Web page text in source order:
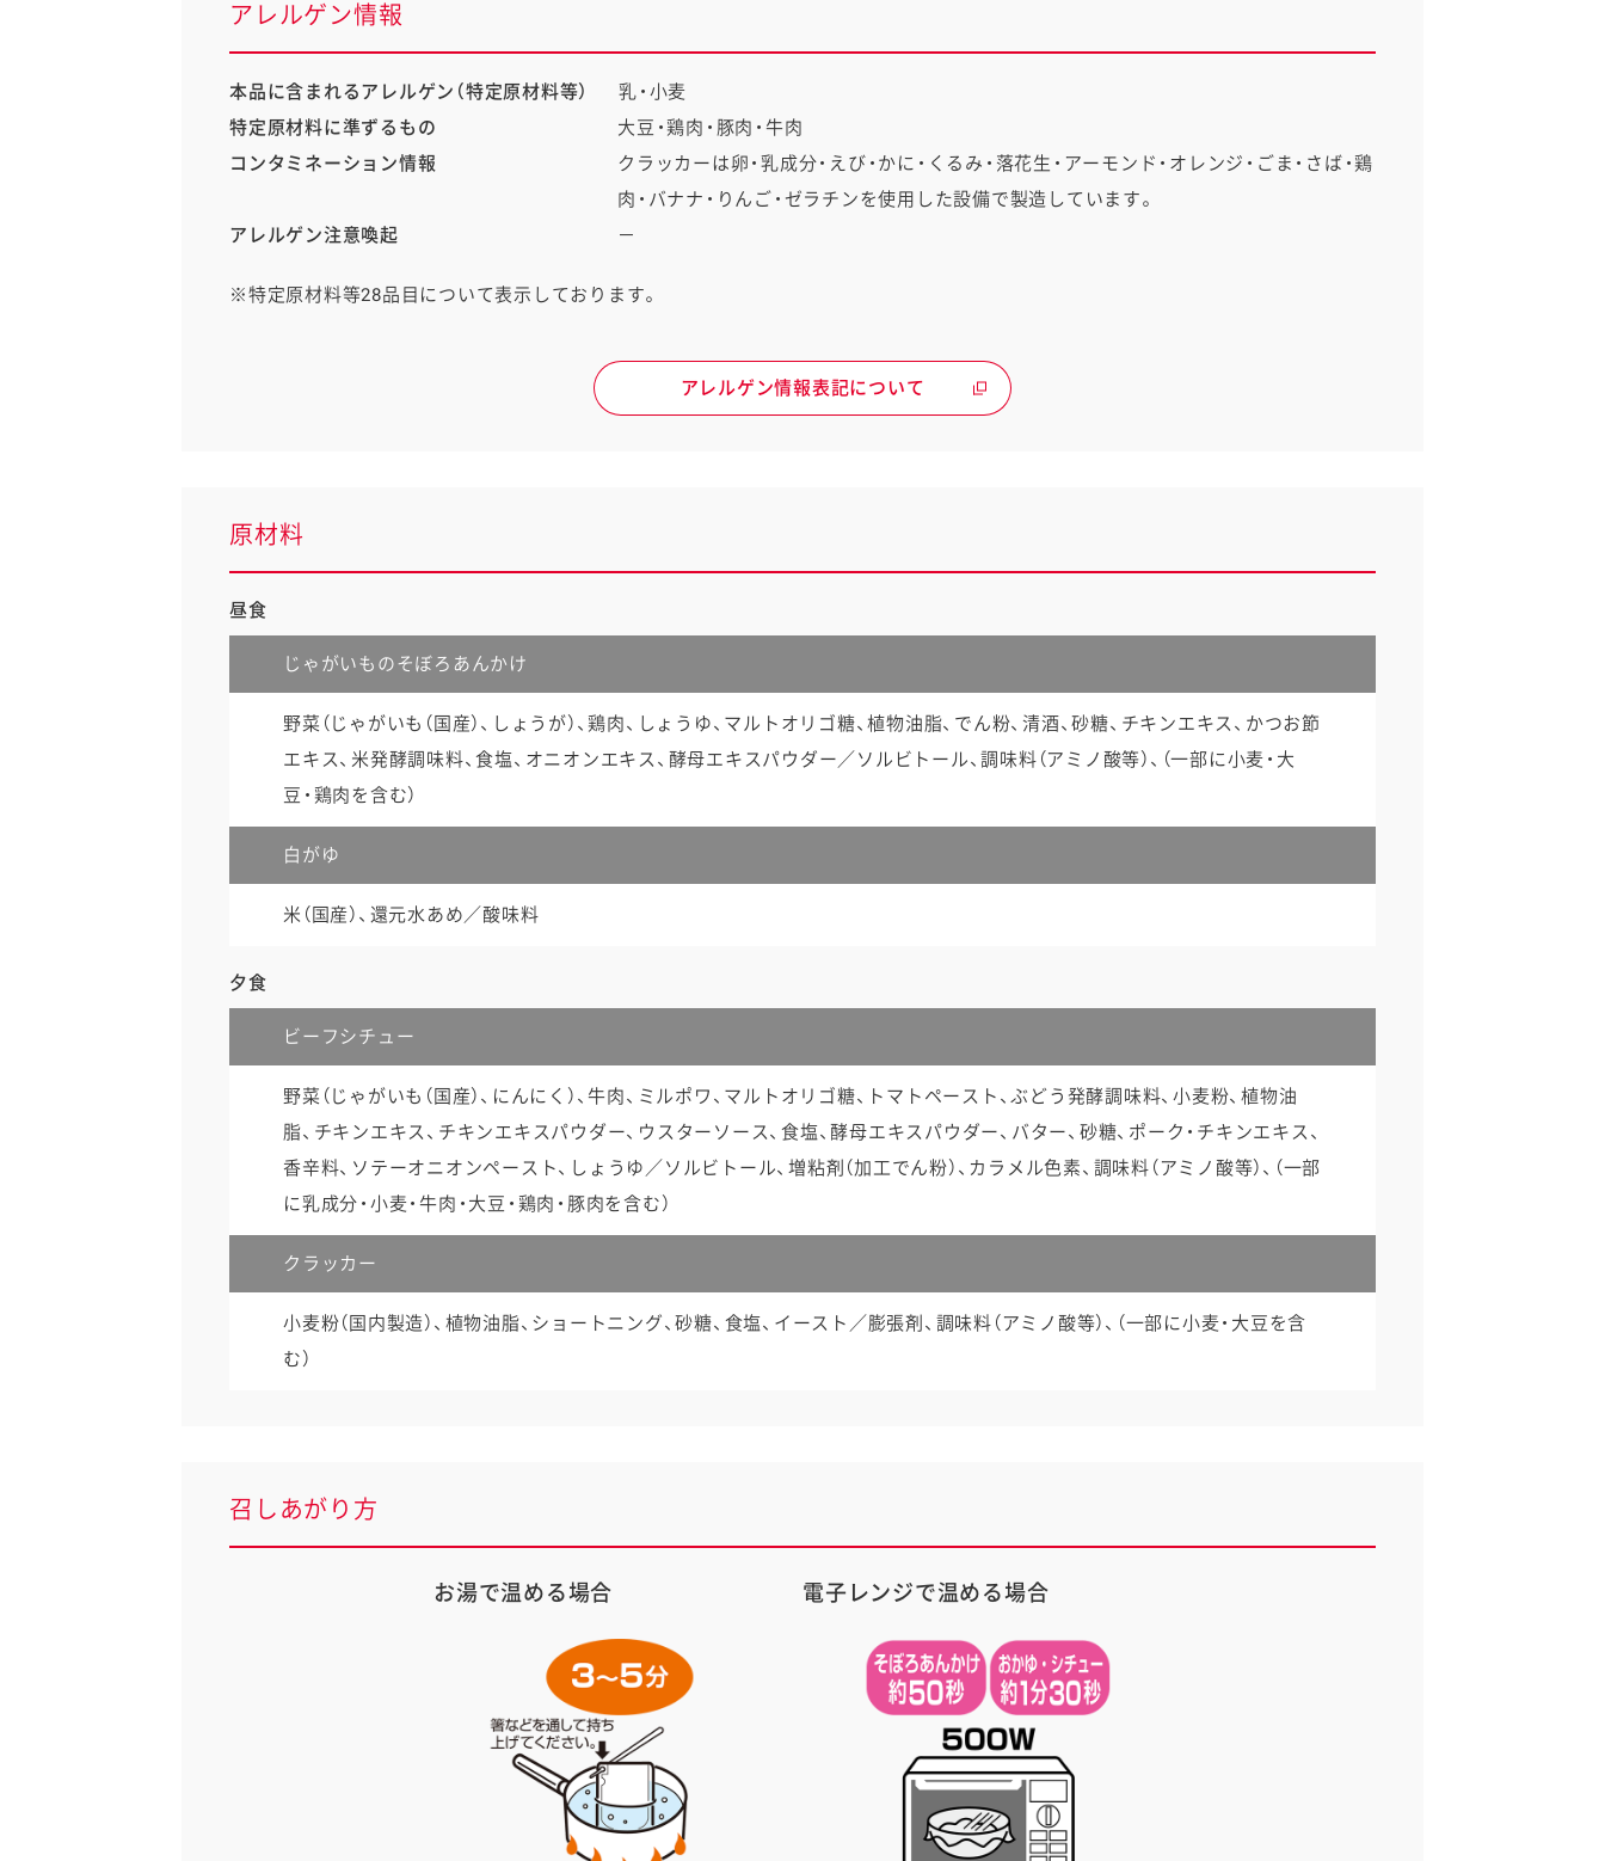
アレルゲン情報
本品に含まれるアレルゲン（特定原材料等）
乳・小麦
特定原材料に準ずるもの
大豆・鶏肉・豚肉・牛肉
コンタミネーション情報
クラッカーは卵・乳成分・えび・かに・くるみ・落花生・アーモンド・オレンジ・ごま・さば・鶏
肉・バナナ・りんご・ゼラチンを使用した設備で製造しています。
アレルゲン注意喚起
－
※特定原材料等28品目について表示しております。
アレルゲン情報表記について
原材料
昼食
じゃがいものそぼろあんかけ
野菜（じゃがいも（国産）、しょうが）、鶏肉、しょうゆ、マルトオリゴ糖、植物油脂、でん粉、清酒、砂糖、チキンエキス、かつお節
エキス、米発酵調味料、食塩、オニオンエキス、酵母エキスパウダー／ソルビトール、調味料（アミノ酸等）、（一部に小麦・大
豆・鶏肉を含む）
白がゆ
米（国産）、還元水あめ／酸味料
夕食
ビーフシチュー
野菜（じゃがいも（国産）、にんにく）、牛肉、ミルポワ、マルトオリゴ糖、トマトペースト、ぶどう発酵調味料、小麦粉、植物油
脂、チキンエキス、チキンエキスパウダー、ウスターソース、食塩、酵母エキスパウダー、バター、砂糖、ポーク・チキンエキス、
香辛料、ソテーオニオンペースト、しょうゆ／ソルビトール、増粘剤（加工でん粉）、カラメル色素、調味料（アミノ酸等）、（一部
に乳成分・小麦・牛肉・大豆・鶏肉・豚肉を含む）
クラッカー
小麦粉（国内製造）、植物油脂、ショートニング、砂糖、食塩、イースト／膨張剤、調味料（アミノ酸等）、（一部に小麦・大豆を含
む）
召しあがり方
お湯で温める場合 電子レンジで温める場合